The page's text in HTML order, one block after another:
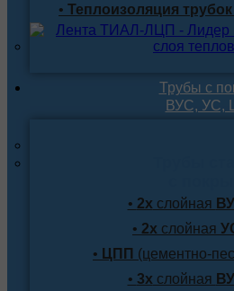
• Теплоизоляция трубок
Трубы с
ВУС, УС,
• 2х слойная
• 2х слойная
• ЦПП (цементно-
• 3х слойная